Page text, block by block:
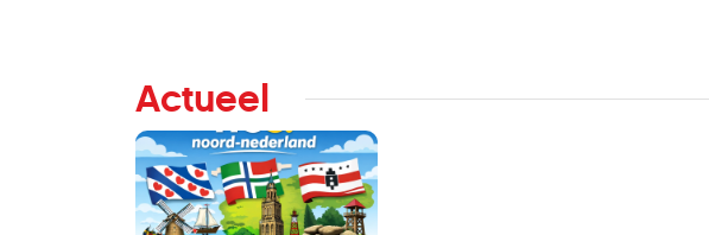
Actueel